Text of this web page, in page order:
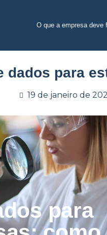
O que a empresa deve
dados para
19 de janeiro de
para